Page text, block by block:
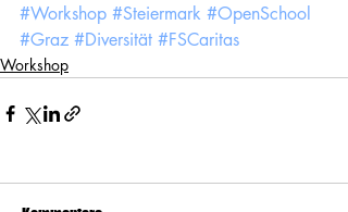
#Workshop #Steiermark #OpenSchool
#Graz #Diversität #FSCaritas
Workshop